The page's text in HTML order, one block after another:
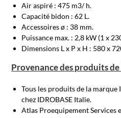
Air aspiré : 475 m3/ h.
Capacité bidon : 62 L.
Accessoires ø : 38 mm.
Puissance max. : 2,8 kW (1 x
Dimensions L x P x H : 580 x
Provenance des produits
Tous les produits de la marque
chez IDROBASE Italie.
Atlas Proequipement